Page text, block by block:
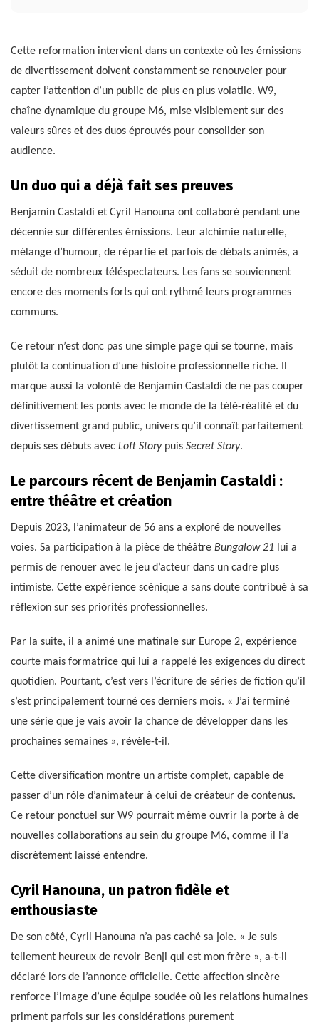
Cette reformation intervient dans un contexte où les émissions
de divertissement doivent constamment se renouveler pour
capter l’attention d’un public de plus en plus volatile. W9,
chaîne dynamique du groupe M6, mise visiblement sur des
valeurs sûres et des duos éprouvés pour consolider son
audience.
Un duo qui a déjà fait ses preuves
Benjamin Castaldi et Cyril Hanouna ont collaboré pendant une
décennie sur différentes émissions. Leur alchimie naturelle,
mélange d’humour, de répartie et parfois de débats animés, a
séduit de nombreux téléspectateurs. Les fans se souviennent
encore des moments forts qui ont rythmé leurs programmes
communs.
Ce retour n’est donc pas une simple page qui se tourne, mais
plutôt la continuation d’une histoire professionnelle riche. Il
marque aussi la volonté de Benjamin Castaldi de ne pas couper
définitivement les ponts avec le monde de la télé-réalité et du
divertissement grand public, univers qu’il connaît parfaitement
depuis ses débuts avec Loft Storypuis Secret Story.
Le parcours récent de Benjamin Castaldi :
entre théâtre et création
Depuis 2023, l’animateur de 56 ans a exploré de nouvelles
voies. Sa participation à la pièce de théâtre Bungalow 21 lui a
permis de renouer avec le jeu d’acteur dans un cadre plus
intimiste. Cette expérience scénique a sans doute contribué à sa
réflexion sur ses priorités professionnelles.
Par la suite, il a animé une matinale sur Europe 2, expérience
courte mais formatrice qui lui a rappelé les exigences du direct
quotidien. Pourtant, c’est vers l’écriture de séries de fiction qu’il
s’est principalement tourné ces derniers mois. « J’ai terminé
une série que je vais avoir la chance de développer dans les
prochaines semaines », révèle-t-il.
Cette diversification montre un artiste complet, capable de
passer d’un rôle d’animateur à celui de créateur de contenus.
Ce retour ponctuel sur W9 pourrait même ouvrir la porte à de
nouvelles collaborations au sein du groupe M6, comme il l’a
discrètement laissé entendre.
Cyril Hanouna, un patron fidèle et
enthousiaste
De son côté, Cyril Hanouna n’a pas caché sa joie. « Je suis
tellement heureux de revoir Benji qui est mon frère », a-t-il
déclaré lors de l’annonce officielle. Cette affection sincère
renforce l’image d’une équipe soudée où les relations humaines
priment parfois sur les considérations purement